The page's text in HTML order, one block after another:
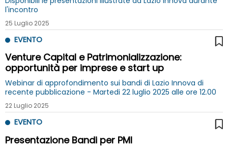
l'incontro
25 Luglio 2025
EVENTO
Venture Capital e Patrimonializzazione:
opportunità per imprese e start up
Webinar di approfondimento sui bandi di Lazio Innova di
recente pubblicazione - Martedi 22 luglio 2025 alle ore 12.00
22 Luglio 2025
EVENTO
Presentazione Bandi per PMI